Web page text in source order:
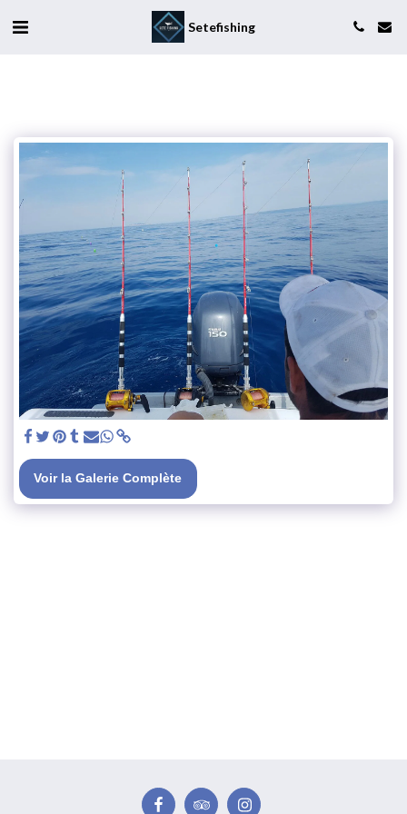
Setefishing
Voir la Galerie Complète